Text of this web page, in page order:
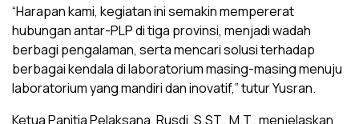
“Harapan kami, kegiatan ini semakin mempererat
hubungan antar-PLP di tiga provinsi, menjadi wadah
berbagi pengalaman, serta mencari solusi terhadap
berbagai kendala di laboratorium masing-masing menuju
laboratorium yang mandiri dan inovatif,” tutur Yusran.
Ketua Panitia Pelaksana, Rusdi, S.ST., M.T., menjelaskan